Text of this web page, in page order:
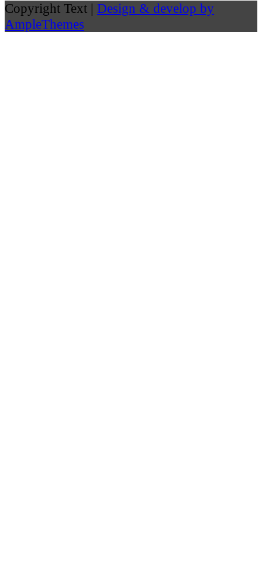
Copyright Text | Design & develop by
AmpleThemes